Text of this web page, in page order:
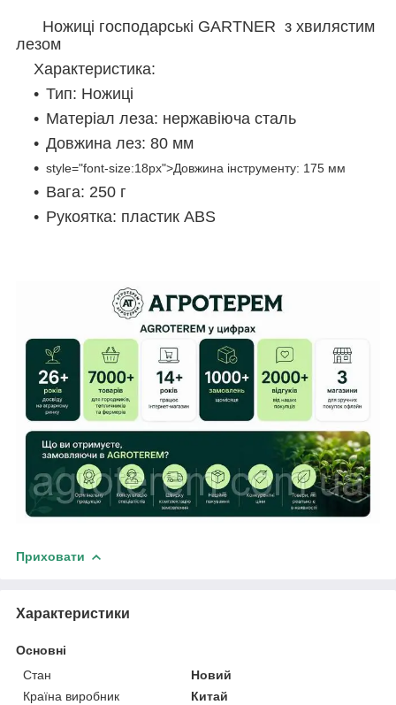
Ножиці господарські GARTNER з хвилястим
лезом
Характеристика:
Тип: Ножиці
Матеріал леза: нержавіюча сталь
Довжина лез: 80 мм
style="font-size:18px">Довжина інструменту: 175 мм
Вага: 250 г
Рукоятка: пластик ABS
Приховати
Характеристики
Основні
Стан
Новий
Країна виробник
Китай